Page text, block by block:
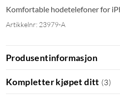
Komfortable hodetelefoner for
Artikkelnr: 23979-A
Produsentinformasjon
Kompletter kjøpet ditt (3)